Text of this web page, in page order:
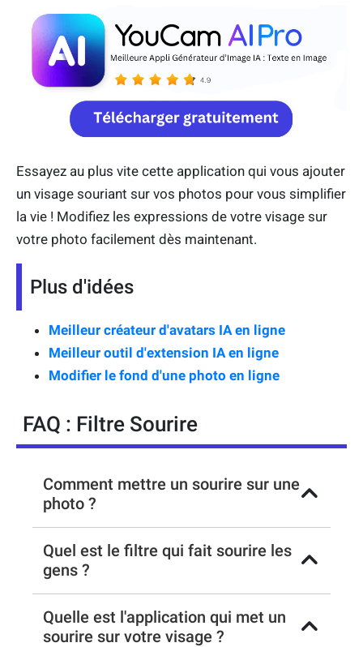
Essayez au plus vite cette application qui vous ajouter
un visage souriant sur vos photos pour vous simplifier
la vie ! Modifiez les expressions de votre visage sur
votre photo facilement dès maintenant.
Plus d'idées
Meilleur créateur d'avatars IA en ligne
Meilleur outil d'extension IA en ligne
Modifier le fond d'une photo en ligne
FAQ : Filtre Sourire
Comment mettre un sourire sur une
photo ?
Quel est le filtre qui fait sourire les
gens ?
Quelle est l'application qui met un
sourire sur votre visage ?